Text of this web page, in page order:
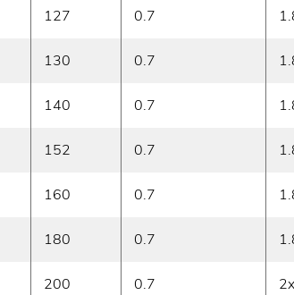
127 0.7
130 0.7
140 0.7
152 0.7
160 0.7
180 0.7
200 0.7